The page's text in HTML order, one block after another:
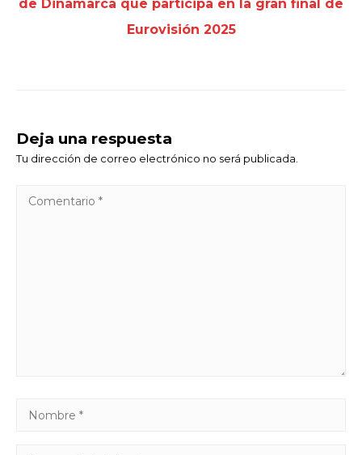
de Dinamarca que participa en la gran final de
Eurovisión 2025
Deja una respuesta
Tu dirección de correo electrónico no será publicada.